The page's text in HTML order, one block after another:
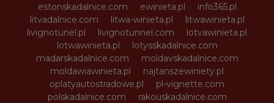
estonskadalnice.com
ewinieta.pl
info365.pl
litvadalnice.com
litwa-winieta.pl
litwawinieta.pl
livignotunel.pl
livignotunnel.com
lotvawinieta.pl
lotwawinieta.pl
lotysskadalnice.com
madarskadalnice.com
moldavskadalnice.com
moldawiawinieta.pl
najtanszewiniety.pl
oplatyautostradowe.pl
pl-vignette.com
polskadalnice.com
rakouskadalnice.com